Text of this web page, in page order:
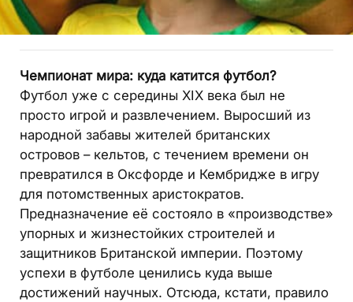
Чемпионат мира: куда катится футбол?
Футбол уже с середины XIX века был не
просто игрой и развлечением. Выросший из
народной забавы жителей британских
островов – кельтов, с течением времени он
превратился в Оксфорде и Кембридже в игру
для потомственных аристократов.
Предназначение её состояло в «производстве»
упорных и жизнестойких строителей и
защитников Британской империи. Поэтому
успехи в футболе ценились куда выше
достижений научных. Отсюда, кстати, правило